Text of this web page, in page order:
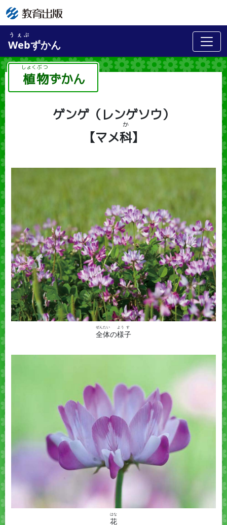
Web
うぇぶ
ずかん
植
しょく
物ぶつ
ずかん
ゲンゲ（レンゲソウ）
【マメ科
か
】
全
ぜん
体
たい
の様
よう
子
す
花
はな